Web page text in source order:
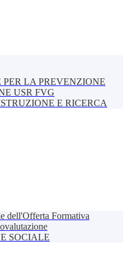
LA PREVENZIONE
USR FVG
E RICERCA
dell'Offerta Formativa
SOCIALE